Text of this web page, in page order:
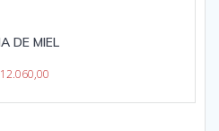
DE MIEL
12.060,00